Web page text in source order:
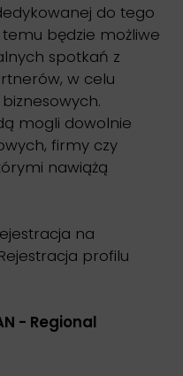
do tego
będzie możliwe
spotkań z
w celu
mogli dowolnie
firmy czy
nawiążą
na
profilu
- Regional